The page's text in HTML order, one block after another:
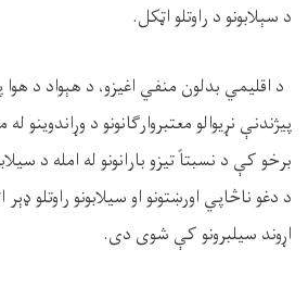
د سېلابونو د راوتلو اټکل.
د اقلیمي بدلون منفي اغیزو، د هېواد د
پیژندنې نړیوالو معتبروارګانونو د
برخو کې د نسبتاً تیزو بارانونو له امله د
د دغو ناڅاپي اورښتونو او سیلابونو راوتلو
اړوند سیلبرونو کې شوی دی.